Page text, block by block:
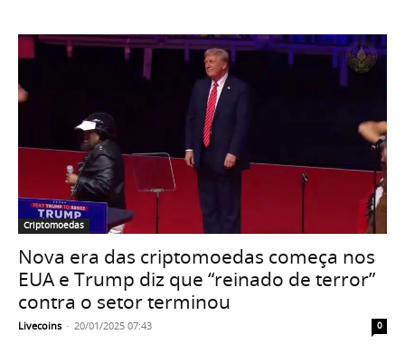
Criptomoedas
Nova era das criptomoedas começa nos
EUA e Trump diz que “reinado de terror”
contra o setor terminou
Livecoins - 20/01/2025 07:43 0